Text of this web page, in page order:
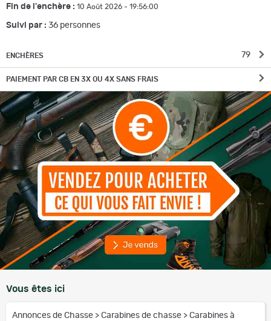
Fin de l'enchère : 10 Août 2026 - 19:56:00
Suivi par : 36 personnes
ENCHÈRES 79
PAIEMENT PAR CB EN 3X OU 4X SANS FRAIS
Vous êtes ici
Annonces de Chasse > Carabines de chasse > Carabines à